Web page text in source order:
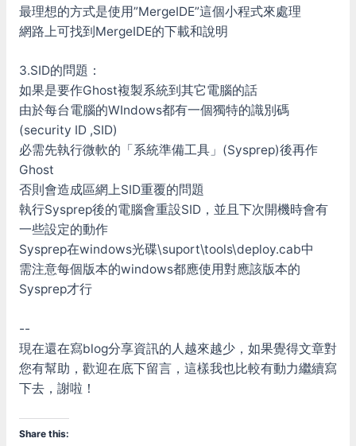
最理想的方式是使用”MergeIDE”這個小程式來處理
網路上可找到MergeIDE的下載和說明
3.SID的問題：
如果是要作Ghost複製系統到其它電腦的話
由於每台電腦的WIndows都有一個獨特的識別碼
(security ID ,SID)
必需先執行微軟的「系統準備工具」(Sysprep)後再作
Ghost
否則會造成區網上SID重覆的問題
執行Sysprep後的電腦會重設SID，並且下次開機時會有
一些設定的動作
Sysprep在windows光碟\suport\tools\deploy.cab中
需注意每個版本的windows都應使用對應該版本的
Sysprep才行
--
現在還在寫blog分享資訊的人越來越少，如果覺得文章對
您有幫助，歡迎在底下留言，這樣我也比較有動力繼續寫
下去，謝啦！
Share this: